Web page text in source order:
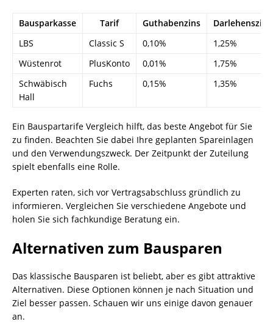
Bausparkasse Tarif Guthabenzins
Darlehenszins
LBS
Classic S 0,10%
1,25%
Wüstenrot
PlusKonto 0,01%
1,75%
Schwäbisch
Hall
Fuchs 0,15% 1,35%
Ein Bauspartarife Vergleich hilft, das beste Angebot für Sie
zu finden. Beachten Sie dabei Ihre geplanten Spareinlagen
und den Verwendungszweck. Der Zeitpunkt der Zuteilung
spielt ebenfalls eine Rolle.
Experten raten, sich vor Vertragsabschluss gründlich zu
informieren. Vergleichen Sie verschiedene Angebote und
holen Sie sich fachkundige Beratung ein.
Alternativen zum Bausparen
Das klassische Bausparen ist beliebt, aber es gibt attraktive
Alternativen. Diese Optionen können je nach Situation und
Ziel besser passen. Schauen wir uns einige davon genauer
an.